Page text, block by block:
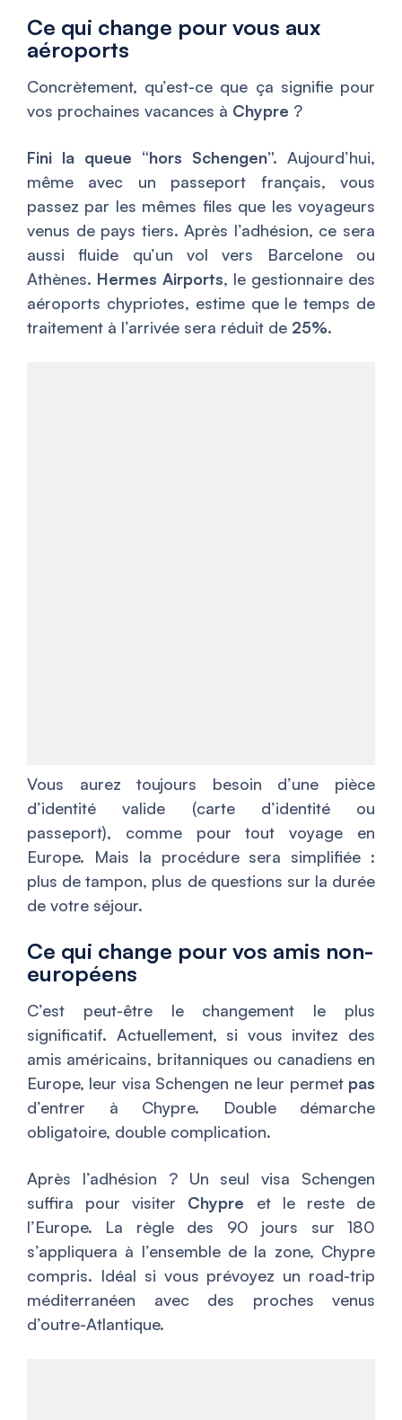
Ce qui change pour vous aux
aéroports
Concrètement, qu’est-ce que ça signifie pour
vos prochaines vacances à Chypre ?
Fini la queue “hors Schengen”. Aujourd’hui,
même avec un passeport français, vous
passez par les mêmes files que les voyageurs
venus de pays tiers. Après l’adhésion, ce sera
aussi fluide qu’un vol vers Barcelone ou
Athènes. Hermes Airports, le gestionnaire des
aéroports chypriotes, estime que le temps de
traitement à l’arrivée sera réduit de 25%.
Vous aurez toujours besoin d’une pièce
d’identité valide (carte d’identité ou
passeport), comme pour tout voyage en
Europe. Mais la procédure sera simplifiée :
plus de tampon, plus de questions sur la durée
de votre séjour.
Ce qui change pour vos amis non-
européens
C’est peut-être le changement le plus
significatif. Actuellement, si vous invitez des
amis américains, britanniques ou canadiens en
Europe, leur visa Schengen ne leur permet pas
d’entrer à Chypre. Double démarche
obligatoire, double complication.
Après l’adhésion ? Un seul visa Schengen
suffira pour visiter Chypre et le reste de
l’Europe. La règle des 90 jours sur 180
s’appliquera à l’ensemble de la zone, Chypre
compris. Idéal si vous prévoyez un road-trip
méditerranéen avec des proches venus
d’outre-Atlantique.